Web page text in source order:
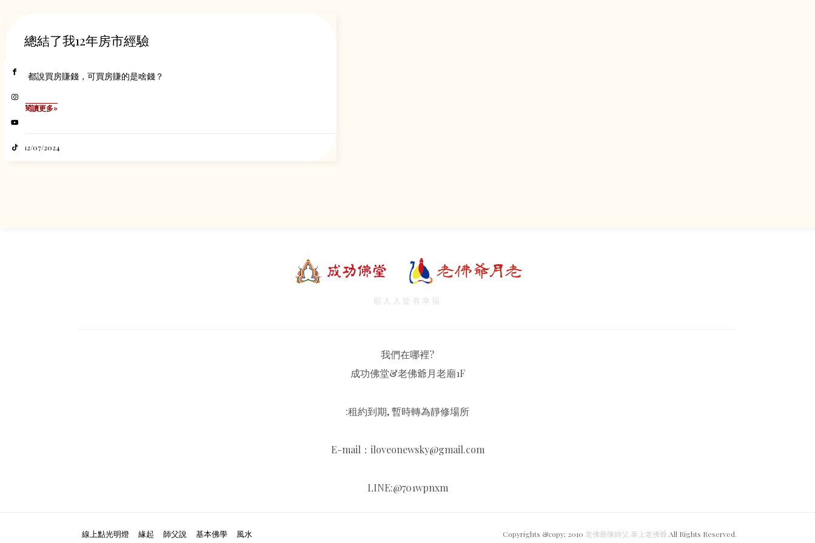
總結了我12年房市經驗
都說買房賺錢，可買房賺的是啥錢？
閱讀更多»
12/07/2024
願人人皆有幸福
我們在哪裡?
成功佛堂&老佛爺月老廟1F
:租約到期, 暫時轉為靜修場所
E-mail：iloveonewsky@gmail.com
LINE:@701wpnxm
線上點光明燈 緣起 師父說 基本佛學 風水 Copyrights &copy; 2010 老佛爺陳師父, 泰上老佛爺 All Rights Reserved.